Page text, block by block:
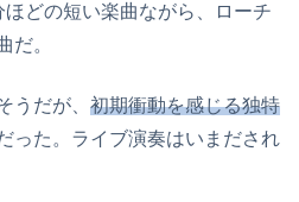
どの短い楽曲ながら、ローチ
だ。
うだが、 初期衝動を感じる独特
った。ライブ演奏はいまだされ